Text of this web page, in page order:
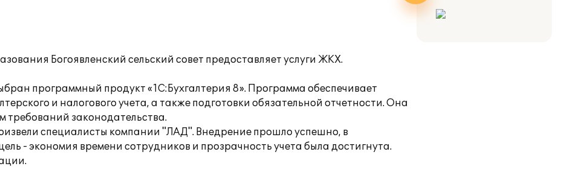
Богоявленский сельский совет предоставляет услуги ЖКХ.
программный продукт «1С:Бухгалтерия 8». Программа обеспечивает
и налогового учета, а также подготовки обязательной отчетности. Она
требований законодательства.
специалисты компании "ЛАД". Внедрение прошло успешно, в
- экономия времени сотрудников и прозрачность учета была достигнута.